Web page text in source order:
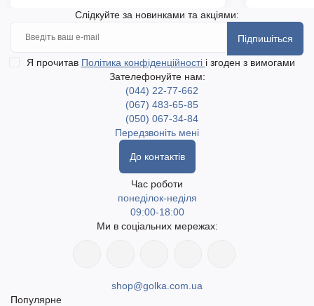
Слідкуйте за новинками та акціями:
Підпишіться
Я прочитав Політика конфіденційності і згоден з вимогами
Зателефонуйте нам:
(044) 22-77-662
(067) 483-65-85
(050) 067-34-84
Передзвоніть мені
До контактів
Час роботи
понеділок-неділя
09:00-18:00
Ми в соціальних мережах:
shop@golka.com.ua
Популярне